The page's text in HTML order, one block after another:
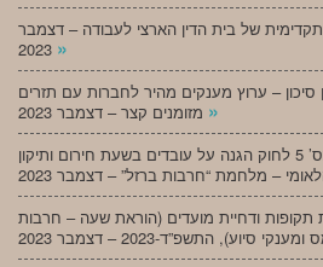
של בית הדין הארצי לעבודה – דצמבר
»
סיכון – ערוץ מענקים מהיר לחברות עם תזרים
»
מעו”דכן יחסי עבודה – תיקון מס’ 5 לחוק הגנה על עובדים בשעת חירום ותיקון
תקופות ודחיית מועדים (הוראת שעה – חרבות